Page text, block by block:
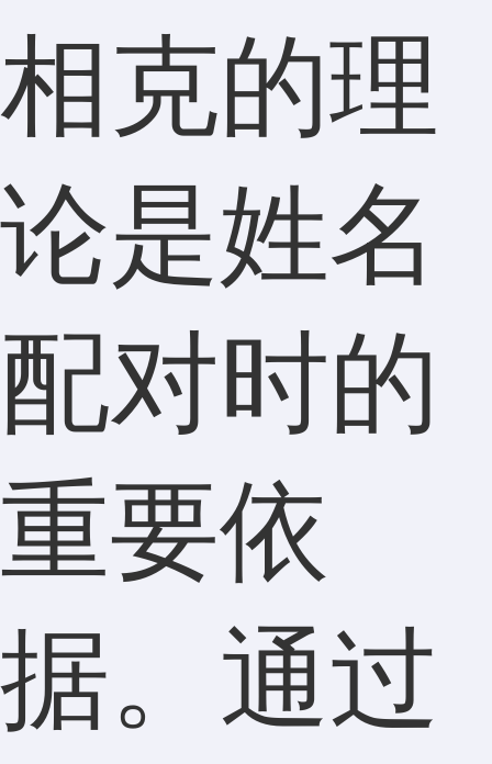
相克的理
论是姓名
配对时的
重要依
据。通过